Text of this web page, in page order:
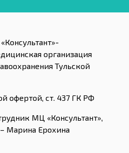
организация
Тульской
офертой, ст. 437 ГК РФ
МЦ «Консультант»,
Марина Ерохина